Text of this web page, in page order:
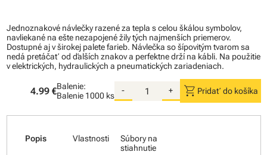
Jednoznakové návlečky razené za tepla s celou škálou symbolov,
navliekané na ešte nezapojené žily tých najmenších priemerov.
Dostupné aj v širokej palete farieb. Návlečka so šípovitým tvarom sa
nedá pretáčať od ďalších znakov a perfektne drží na kábli. Na použitie
v elektrických, hydraulických a pneumatických zariadeniach.
4.99 €Balenie:
Balenie 1000 ks
- + shopping_cart Pridať do košíka
Popis Vlastnosti
Súbory na
stiahnutie